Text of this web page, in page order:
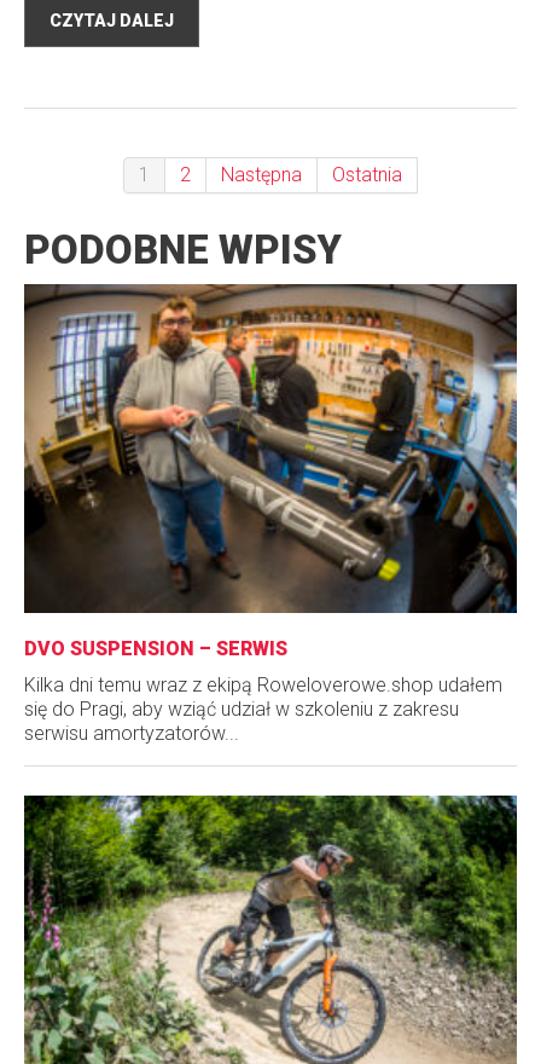
CZYTAJ DALEJ
1 2 Następna Ostatnia
PODOBNE WPISY
DVO SUSPENSION – SERWIS
Kilka dni temu wraz z ekipą Roweloverowe.shop udałem
się do Pragi, aby wziąć udział w szkoleniu z zakresu
serwisu amortyzatorów...